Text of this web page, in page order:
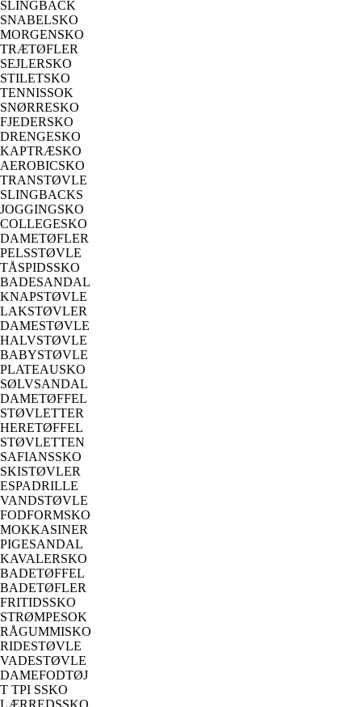
SLINGBACK
SNABELSKO
MORGENSKO
TRÆTØFLER
SEJLERSKO
STILETSKO
TENNISSOK
SNØRRESKO
FJEDERSKO
DRENGESKO
KAPTRÆSKO
AEROBICSKO
TRANSTØVLE
SLINGBACKS
JOGGINGSKO
COLLEGESKO
DAMETØFLER
PELSSTØVLE
TÅSPIDSSKO
BADESANDAL
KNAPSTØVLE
LAKSTØVLER
DAMESTØVLE
HALVSTØVLE
BABYSTØVLE
PLATEAUSKO
SØLVSANDAL
DAMETØFFEL
STØVLETTER
HERETØFFEL
STØVLETTEN
SAFIANSSKO
SKISTØVLER
ESPADRILLE
VANDSTØVLE
FODFORMSKO
MOKKASINER
PIGESANDAL
KAVALERSKO
BADETØFFEL
BADETØFLER
FRITIDSSKO
STRØMPESOK
RÅGUMMISKO
RIDESTØVLE
VADESTØVLE
DAMEFODTØJ
T TPI SSKO
LÆRREDSSKO